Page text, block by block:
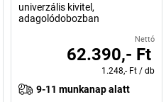
univerzális kivitel,
adagolódobozban
Nettó
62.390,- Ft
1.248,- Ft / db
9-11 munkanap alatt